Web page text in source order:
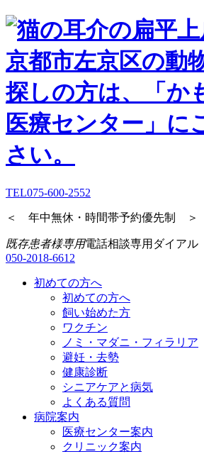
TEL075-600-2552
＜ 年中無休・時間帯予約優先制 ＞
既存患者様専用電話相談専用ダイアル
050-2018-6612
初めての方へ
初めての方へ
飼い始めた方
ワクチン
ノミ・マダニ・フィラリア
避妊・去勢
健康診断
シニアケアと病気
よくある質問
病院案内
医療センター案内
クリニック案内